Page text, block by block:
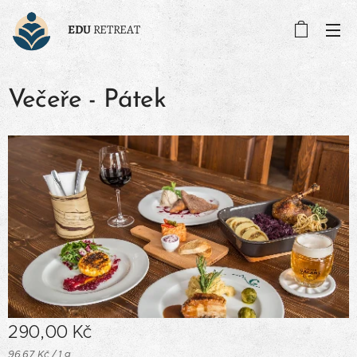
EDU RETREAT
Večeře - Pátek
290,00 Kč
96,67 Kč / 1 g